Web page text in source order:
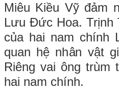
Miêu Kiều Vỹ đảm
Lưu Đức Hoa. Trịnh
của hai nam chính
quan hệ nhân vật
Riêng vai ông trùm
hai nam chính.